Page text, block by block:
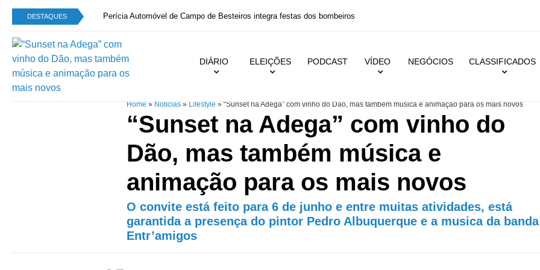
DESTAQUES Perícia Automóvel de Campo de Besteiros integra festas dos bombeiros
DIÁRIO ELEIÇÕES PODCAST VÍDEO NEGÓCIOS CLASSIFICADOS
Home » Notícias » Lifestyle » “Sunset na Adega” com vinho do Dão, mas também música e animação para os mais novos
“Sunset na Adega” com vinho do
Dão, mas também música e
animação para os mais novos
O convite está feito para 6 de junho e entre muitas atividades, está
garantida a presença do pintor Pedro Albuquerque e a musica da banda
Entr’amigos